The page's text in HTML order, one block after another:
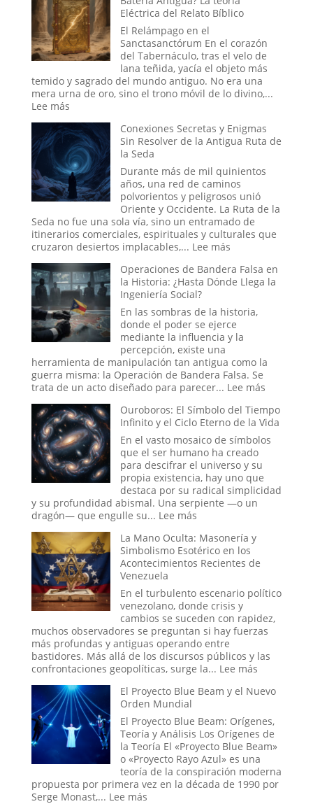
en
Masa:
Cuando
la
Fe
Colectiva
Moldea
la
Eléctrica del Relato Bíblico
El Relámpago en el
Sanctasanctórum En el corazón
del Tabernáculo, tras el velo de
lana teñida, yacía el objeto más
temido y sagrado del mundo antiguo. No era una
mera urna de oro, sino el trono móvil de lo divino,...
Lee más:
el
Arca
de
la
Alianza
una
Batería
Antigua?
La
teoría
del
Relato
Bíblico
Conexiones Secretas y Enigmas
Sin Resolver de la Antigua Ruta de
la Seda
Durante más de mil quinientos
años, una red de caminos
polvorientos y peligrosos unió
Oriente y Occidente. La Ruta de la
Seda no fue una sola vía, sino un entramado de
itinerarios comerciales, espirituales y culturales que
cruzaron desiertos implacables,... Lee más:
Secretas
y
Sin
Resolver
de
la
Antigua
Ruta
de
Seda
Operaciones de Bandera Falsa en
la Historia: ¿Hasta Dónde Llega la
Ingeniería Social?
En las sombras de la historia,
donde el poder se ejerce
mediante la influencia y la
percepción, existe una
herramienta de manipulación tan antigua como la
guerra misma: la Operación de Bandera Falsa. Se
trata de un acto diseñado para parecer... Lee más:
de
Bandera
Falsa
¿Hasta
Ouroboros: El Símbolo del Tiempo
Infinito y el Ciclo Eterno de la Vida
En el vasto mosaico de símbolos
que el ser humano ha creado
para descifrar el universo y su
propia existencia, hay uno que
destaca por su radical simplicidad
y su profundidad abismal. Una serpiente —o un
dragón— que engulle su... Lee más:
El
Símbolo
del
Infinito
y
el
Ciclo
Eterno
de
la
La Mano Oculta: Masonería y
Simbolismo Esotérico en los
Acontecimientos Recientes de
Venezuela
En el turbulento escenario político
venezolano, donde crisis y
cambios se suceden con rapidez,
muchos observadores se preguntan si hay fuerzas
más profundas y antiguas operando entre
bastidores. Más allá de los discursos públicos y las
confrontaciones geopolíticas, surge la... Lee más:
Mano
Masonería
y
Simbolismo
Esotérico
en
los
El Proyecto Blue Beam y el Nuevo
Orden Mundial
El Proyecto Blue Beam: Orígenes,
Teoría y Análisis Los Orígenes de
la Teoría El «Proyecto Blue Beam»
o «Proyecto Rayo Azul» es una
teoría de la conspiración moderna
propuesta por primera vez en la década de 1990 por
Serge Monast,... Lee más: